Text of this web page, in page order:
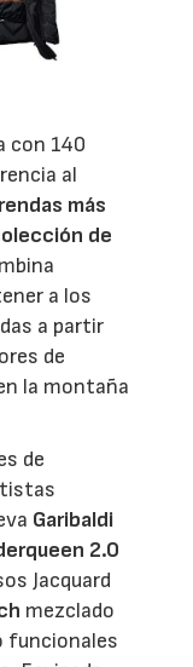
con 140
al
más
de
a los
a partir
de
la montaña
de
Garibaldi
2.0
Jacquard
mezclado
funcionales